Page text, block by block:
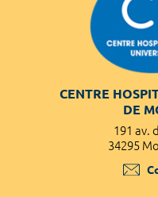
CENTRE
DE
191 av.
34295